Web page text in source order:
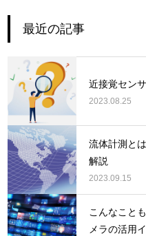
最近の記事
近接覚セン
2023.08.25
流体計測と
解説
2023.09.15
こんなこと
メラの活用